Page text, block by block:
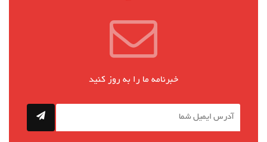
خبرنامه ما را به روز کنید